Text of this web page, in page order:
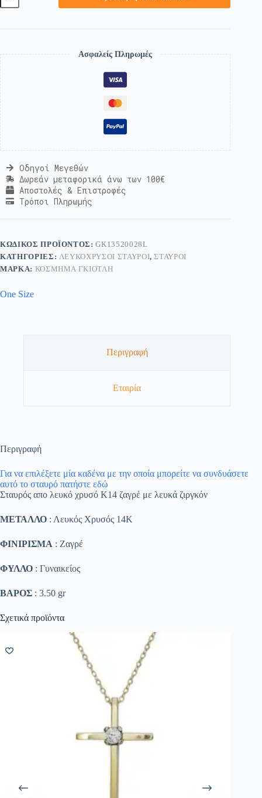
Ασφαλείς Πληρωμές
Οδηγοί Μεγεθών
Δωρεάν μεταφορικά άνω των 100€
Αποστολές & Επιστροφές
Τρόποι Πληρωμής
ΚΩΔΙΚΌΣ ΠΡΟΪΌΝΤΟΣ:GK13520028L
ΚΑΤΗΓΟΡΊΕΣ: ΛΕΥΚΌΧΡΥΣΟΙ ΣΤΑΥΡΟΊ,ΣΤΑΥΡΟΊ
ΜΆΡΚΑ: ΚΟΣΜΗΜΑ ΓΚΙΟΤΛΗ
One Size
Περιγραφή
Εταιρία
Περιγραφή
Για να επιλέξετε μία καδένα με την οποία μπορείτε να συνδυάσετε
αυτό το σταυρό πατήστε εδώ
Σταυρός απο λευκό χρυσό Κ14 ζαγρέ με λευκά ζιργκόν
ΜΕΤΑΛΛΟ : Λευκός Χρυσός 14K
ΦΙΝΙΡΙΣΜΑ : Ζαγρέ
ΦΥΛΛΟ : Γυναικείος
ΒΑΡΟΣ : 3.50 gr
Σχετικά προϊόντα